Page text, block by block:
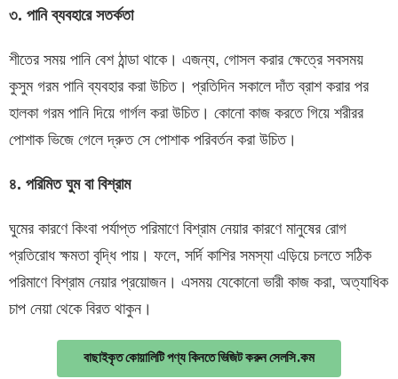
৩. পানি ব্যবহারে সতর্কতা
শীতের সময় পানি বেশ ঠান্ডা থাকে। এজন্য, গোসল করার ক্ষেত্রে সবসময়
কুসুম গরম পানি ব্যবহার করা উচিত। প্রতিদিন সকালে দাঁত ব্রাশ করার পর
হালকা গরম পানি দিয়ে গার্গল করা উচিত। কোনো কাজ করতে গিয়ে শরীরর
পোশাক ভিজে গেলে দ্রুত সে পোশাক পরিবর্তন করা উচিত।
৪. পরিমিত ঘুম বা বিশ্রাম
ঘুমের কারণে কিংবা পর্যাপ্ত পরিমাণে বিশ্রাম নেয়ার কারণে মানুষের রোগ
প্রতিরোধ ক্ষমতা বৃদ্ধি পায়। ফলে, সর্দি কাশির সমস্যা এড়িয়ে চলতে সঠিক
পরিমাণে বিশ্রাম নেয়ার প্রয়োজন। এসময় যেকোনো ভারী কাজ করা, অত্যাধিক
চাপ নেয়া থেকে বিরত থাকুন।
বাছাইকৃত কোয়ালিটি পণ্য কিনতে ভিজিট করুন সেলসি.কম